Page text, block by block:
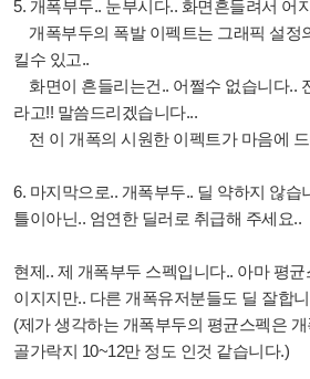
5. 개폭부두.. 눈부시다.. 화면흔들려서 어
개폭부두의 폭발 이펙트는 그래픽 설정
킬수 있고..
화면이 흔들리는건.. 어쩔수 없습니다..
라고!! 말씀드리겠습니다...
전 이 개폭의 시원한 이펙트가 마음에
6. 마지막으로.. 개폭부두.. 딜 약하지 않습
틀이아닌.. 엄연한 딜러로 취급해 주세요..
현제.. 제 개폭부두 스펙입니다.. 아마 평
이지지만.. 다른 개폭유저분들도 딜 잘합
(제가 생각하는 개폭부두의 평균스펙은
골가락지 10~12만 정도 인것 같습니다.)